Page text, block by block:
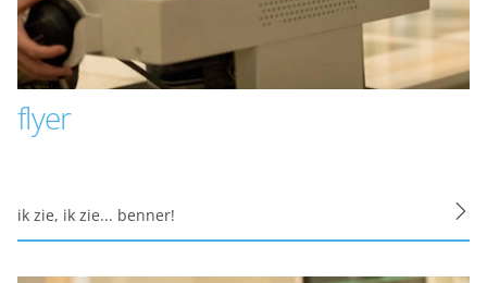
flyer
ik zie, ik zie... benner!
de functionaliteit van de website of app ondersteunt,
bijvoorbeeld taalinstellingen. Maakt opslag mogelijk,
zoals cookies (web) of apparaatidentificatoren (apps),
gerelateerd aan analyse, bijvoorbeeld bezoekduur.
We gebruiken marketingcookies om je aanbiedingen te